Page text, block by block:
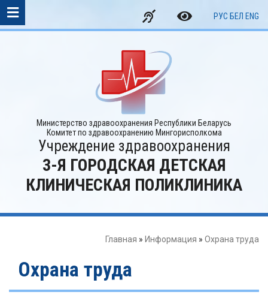
РУС БЕЛ ENG
Министерство здравоохранения Республики Беларусь
Комитет по здравоохранению Мингорисполкома
Учреждение здравоохранения
3-Я ГОРОДСКАЯ ДЕТСКАЯ
КЛИНИЧЕСКАЯ ПОЛИКЛИНИКА
Главная » Информация » Охрана труда
Охрана труда